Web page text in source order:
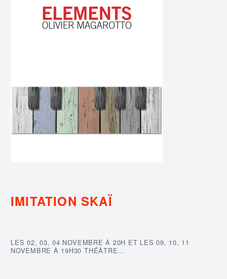
IMITATION SKAÏ
LES 02, 03, 04 NOVEMBRE À 20H ET LES 09, 10, 11
NOVEMBRE À 19H30 THÉÂTRE…